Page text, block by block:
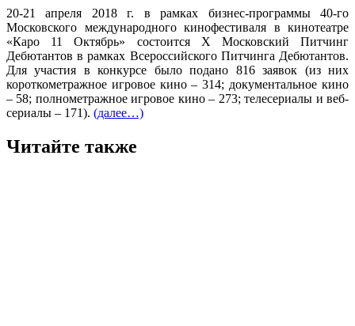
20-21 апреля 2018 г. в рамках бизнес-программы 40-го
Московского международного кинофестиваля в кинотеатре
«Каро 11 Октябрь» состоится Х Московский Питчинг
Дебютантов в рамках Всероссийского Питчинга Дебютантов.
Для участия в конкурсе было подано 816 заявок (из них
короткометражное игровое кино – 314; документальное кино
– 58; полнометражное игровое кино – 273; телесериалы и веб-
сериалы – 171). (далее…)
Читайте также